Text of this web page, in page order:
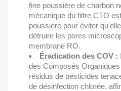
fine poussière de charbon
mécanique du filtre CTO
poussière pour éviter
détruire les pores
membrane RO.
Éradication des COV :
des Composés
résidus de pesticides
de désinfection chlorée,